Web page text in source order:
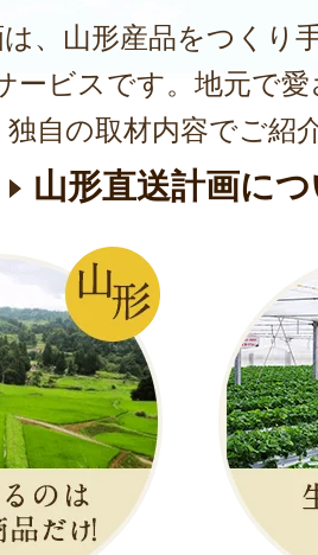
、山形産品をつくり
ービスです。地元で
自の取材内容でご紹
山形直送計画に